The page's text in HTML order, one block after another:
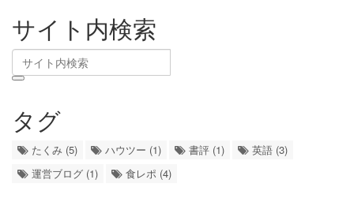
サイト内検索
タグ
たくみ (5) ハウツー (1) 書評 (1)
英語 (3)
運営ブログ (1)
食レポ (4)